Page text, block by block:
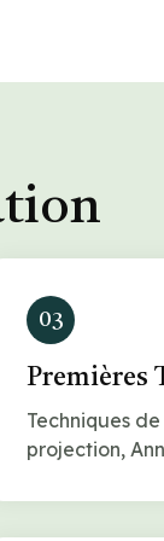
03
Premières
Techniques
projection,